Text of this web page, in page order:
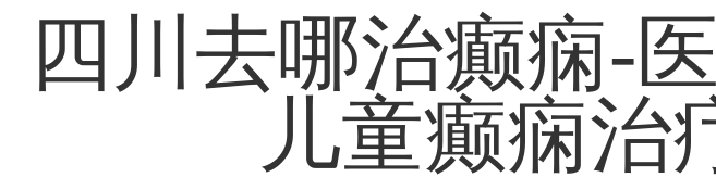
四川去哪治癫痫-
儿童癫痫治